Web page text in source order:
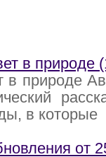
в природе
в природе
в которые
от